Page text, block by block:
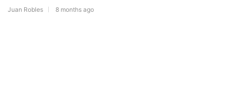
Juan Robles 8 months ago